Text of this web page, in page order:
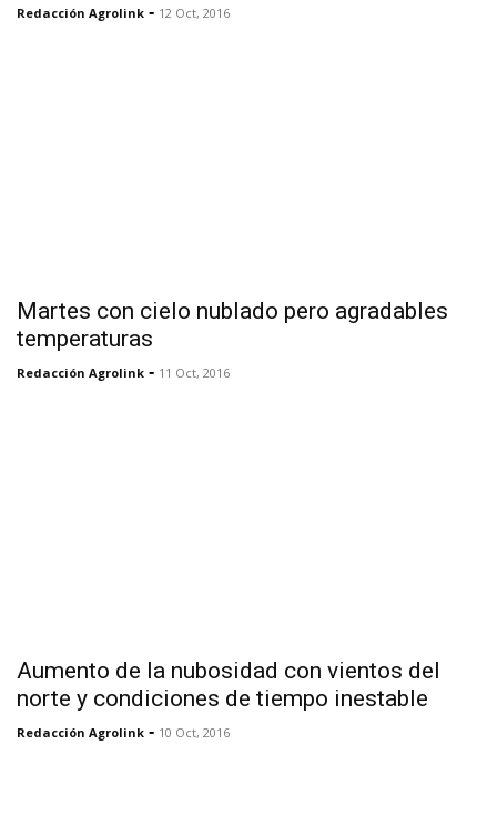
Redacción Agrolink - 12 Oct, 2016
Martes con cielo nublado pero agradables
temperaturas
Redacción Agrolink - 11 Oct, 2016
Aumento de la nubosidad con vientos del
norte y condiciones de tiempo inestable
Redacción Agrolink - 10 Oct, 2016